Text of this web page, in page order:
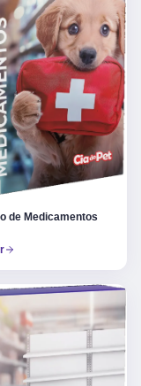
de Medicamentos